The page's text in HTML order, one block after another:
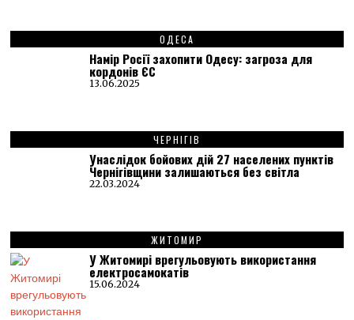
ОДЕСА
Намір Росії захопити Одесу: загроза для
кордонів ЄС
13.06.2025
ЧЕРНІГІВ
Унаслідок бойових дій 27 населених пунктів
Чернігівщини залишаються без світла
22.03.2024
ЖИТОМИР
У Житомирі врегульовують використання
електросамокатів
15.06.2024